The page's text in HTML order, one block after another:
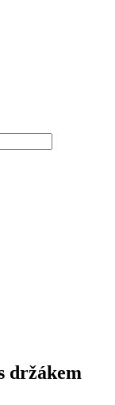
držákem